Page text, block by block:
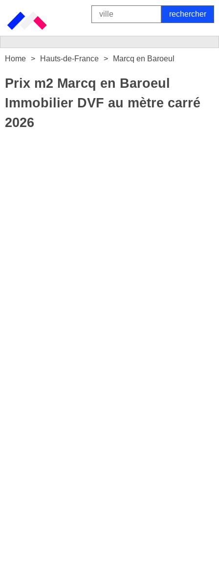
Home Hauts-de-France Marcq en Baroeul
Prix m2 Marcq en Baroeul
Immobilier DVF au mètre carré
2026